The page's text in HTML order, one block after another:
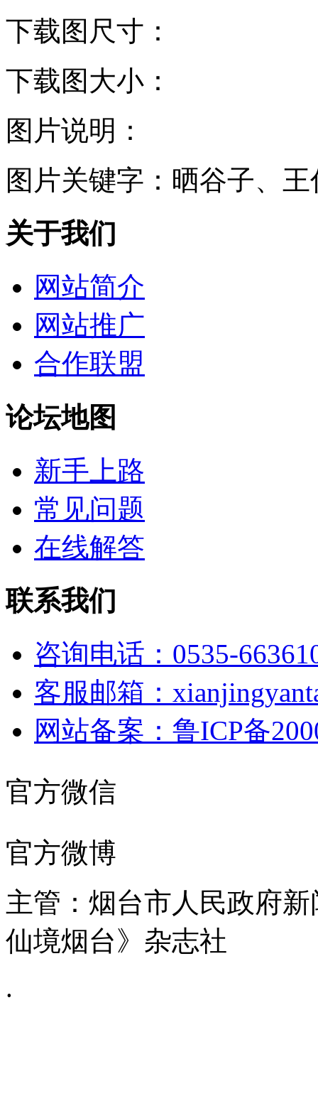
下载图尺寸：
下载图大小：
图片说明：
图片关键字： 晒谷子、王
关于我们
网站简介
网站推广
合作联盟
论坛地图
新手上路
常见问题
在线解答
联系我们
咨询电话：0535-
客服邮箱：
网站备案：鲁ICP备
官方微信
官方微博
主管：烟台市人民政府
仙境烟台》杂志社
.